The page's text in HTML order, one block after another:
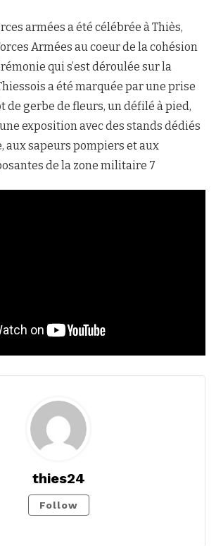
armées a été célébrée à Thiès,
Armées au coeur de la cohésion
qui s’est déroulée sur la
a été marquée par une prise
de gerbe de fleurs, un défilé à pied,
exposition avec des stands dédiés
aux sapeurs pompiers et aux
de la zone militaire 7
thies24
Follow